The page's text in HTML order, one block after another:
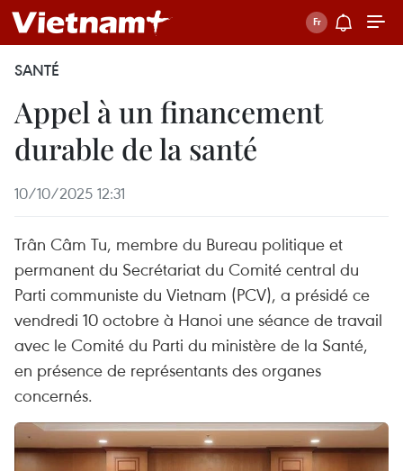
SANTÉ
Appel à un financement
durable de la santé
10/10/2025 12:31
Trân Câm Tu, membre du Bureau politique et
permanent du Secrétariat du Comité central du
Parti communiste du Vietnam (PCV), a présidé ce
vendredi 10 octobre à Hanoi une séance de travail
avec le Comité du Parti du ministère de la Santé,
en présence de représentants des organes
concernés.